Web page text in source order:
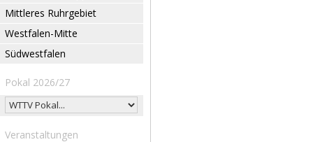
Mittleres Ruhrgebiet
Westfalen-Mitte
Südwestfalen
Pokal 2026/27
Veranstaltungen